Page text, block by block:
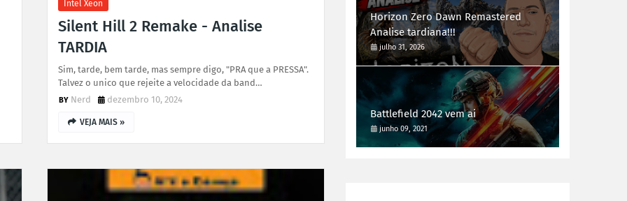
Intel Xeon
Silent Hill 2 Remake - Analise
TARDIA
Sim, tarde, bem tarde, mas sempre digo, "PRA que a PRESSA".
Talvez o unico que rejeite a velocidade da band…
Nerd
dezembro 10, 2024
VEJA MAIS »
Horizon Zero Dawn Remastered
Analise tardiana!!!
julho 31, 2026
Battlefield 2042 vem ai
junho 09, 2021